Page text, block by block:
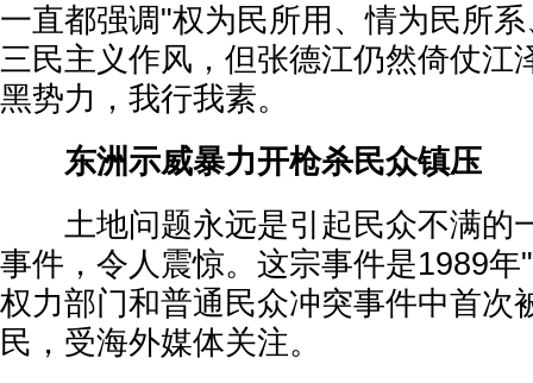
一直都强调"权为民所用、情为民所
三民主义作风，但张德江仍然倚仗江
黑势力，我行我素。
东洲示威暴力开枪杀民众镇压
土地问题永远是引起民众不满的
事件，令人震惊。这宗事件是1989
权力部门和普通民众冲突事件中首次
民，受海外媒体关注。